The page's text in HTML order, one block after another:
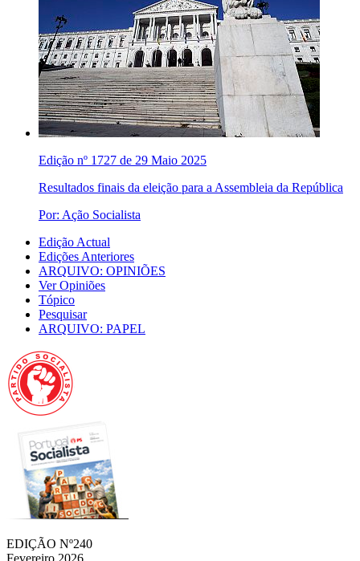
Edição nº 1727 de 29 Maio 2025
Resultados finais da eleição para a Assembleia da República
Por: Ação Socialista
Edição Actual
Edições Anteriores
ARQUIVO: OPINIÕES
Ver Opiniões
Tópico
Pesquisar
ARQUIVO: PAPEL
EDIÇÃO Nº240
Fevereiro 2026